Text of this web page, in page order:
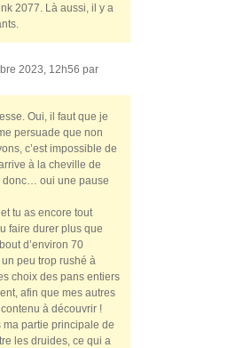
2077. Là aussi, il y a
2023, 12h56 par
Oui, il faut que je
persuade que non
c’est impossible de
à la cheville de
donc… oui une pause
tu as encore tout
faire durer plus que
d’environ 70
peu trop rushé à
choix des pans entiers
afin que mes autres
à découvrir !
ma partie principale de
les druides, ce qui a